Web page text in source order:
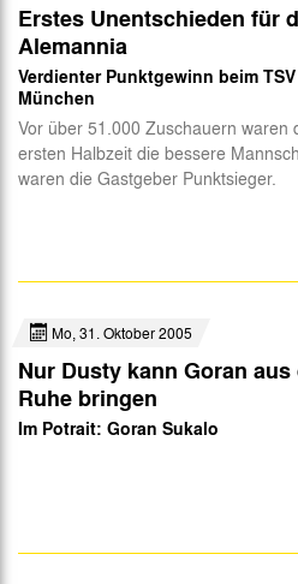
Erstes Unentschieden für
Alemannia
Verdienter Punktgewinn beim
München
Vor über 51.000 Zuschauern waren
ersten Halbzeit die bessere
waren die Gastgeber Punktsieger.
Mo, 31. Oktober 2005
Nur Dusty kann Goran aus
Ruhe bringen
Im Potrait: Goran Sukalo